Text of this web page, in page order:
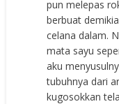
pun melepas
berbuat
celana dalam.
mata sayu
aku
tubuhnya dari
kugosokkan